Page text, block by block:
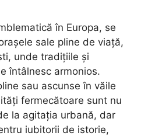
în Europa, se
sale pline de viață,
unde tradițiile și
întâlnesc armonios.
sau ascunse în văile
fermecătoare sunt nu
la agitația urbană, dar
iubitorii de istorie,